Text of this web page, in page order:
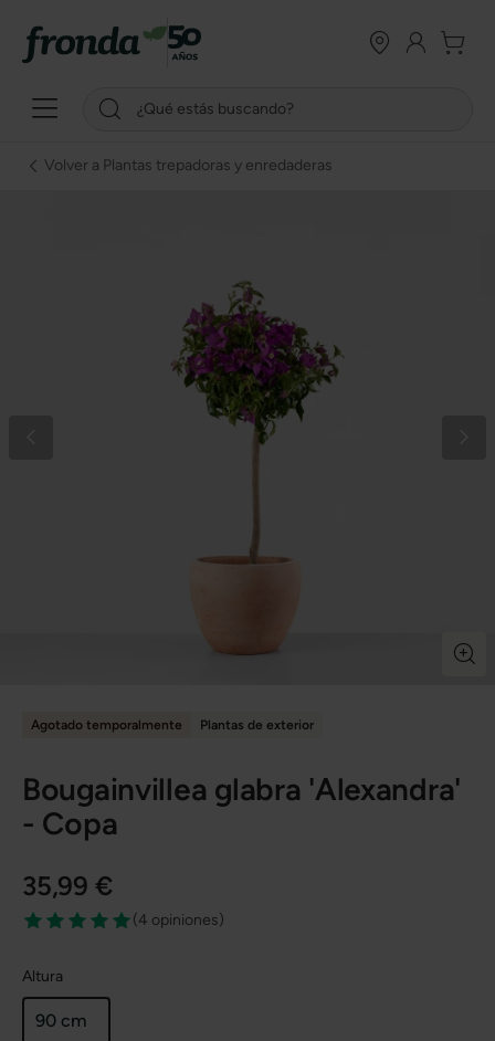
Volver a Plantas trepadoras y enredaderas
Agotado temporalmente Plantas de exterior
Bougainvillea glabra 'Alexandra'
- Copa
35,99 €
(4 opiniones)
Altura
90 cm